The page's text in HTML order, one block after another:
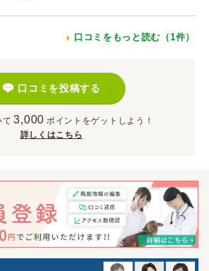
口コミをもっと読む（1件）
口コミを投稿する
て 3,000 ポイント をゲットしよう！
詳しくはこちら